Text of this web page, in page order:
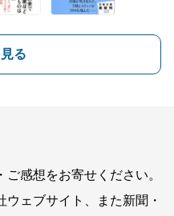
る
感想をお寄せください。
ェブサイト、また新聞・